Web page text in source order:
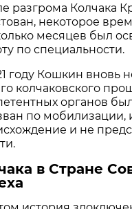
разгрома Колчака
некоторое
месяцев был
по специальности.
году Кошкин вновь
колчаковского
органов
по мобилизации,
и не
в Стране